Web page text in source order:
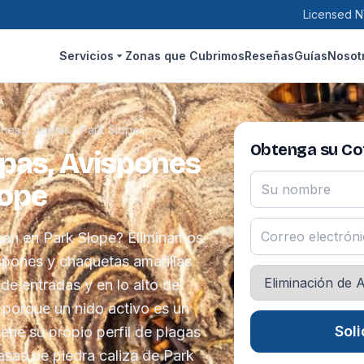
Licensed
Servicios Zonas que CubrimosReseñasGuías
y Abejas›Park Slope
Avispones
en Park Slope? Eliminamos
y chaquetas amarillas
entradas y en lo alto de
un nido activo es un
su propio perfil de plagas
de piedra caliza de Park
Obtenga su